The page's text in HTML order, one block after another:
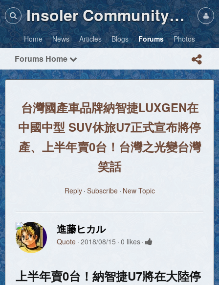
Insoler Community・Photos
Home News Articles Blogs Forums Photos
Forums Home
台灣國產車品牌納智捷LUXGEN在
中國中型 SUV休旅U7正式宣布將停
產、上半年賣0台！台灣之光變台灣
笑話
Reply Subscribe New Topic
進藤ヒカル
Quote 2018/08/15 0 likes
上半年賣0台！納智捷U7將在大陸停